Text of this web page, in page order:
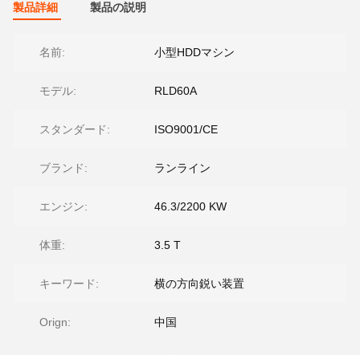
製品詳細 製品の説明
名前: 小型HDDマシン
モデル: RLD60A
スタンダード: ISO9001/CE
ブランド: ランライン
エンジン: 46.3/2200 KW
体重: 3.5 T
キーワード: 横の方向鋭い装置
Orign: 中国